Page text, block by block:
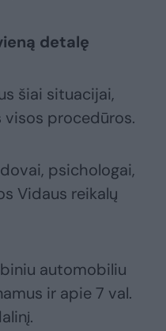
detalę
šiai situacijai,
procedūros.
psichologai,
Vidaus reikalų
automobiliu
ir apie 7 val.